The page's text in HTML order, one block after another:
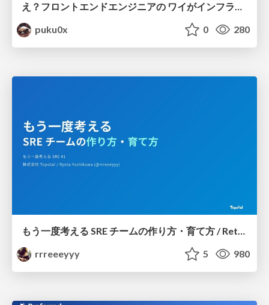
え？フロントエンドエンジニアの ワイがインフラも！？
puku0x
0 280
rrreeeyyy
5 980